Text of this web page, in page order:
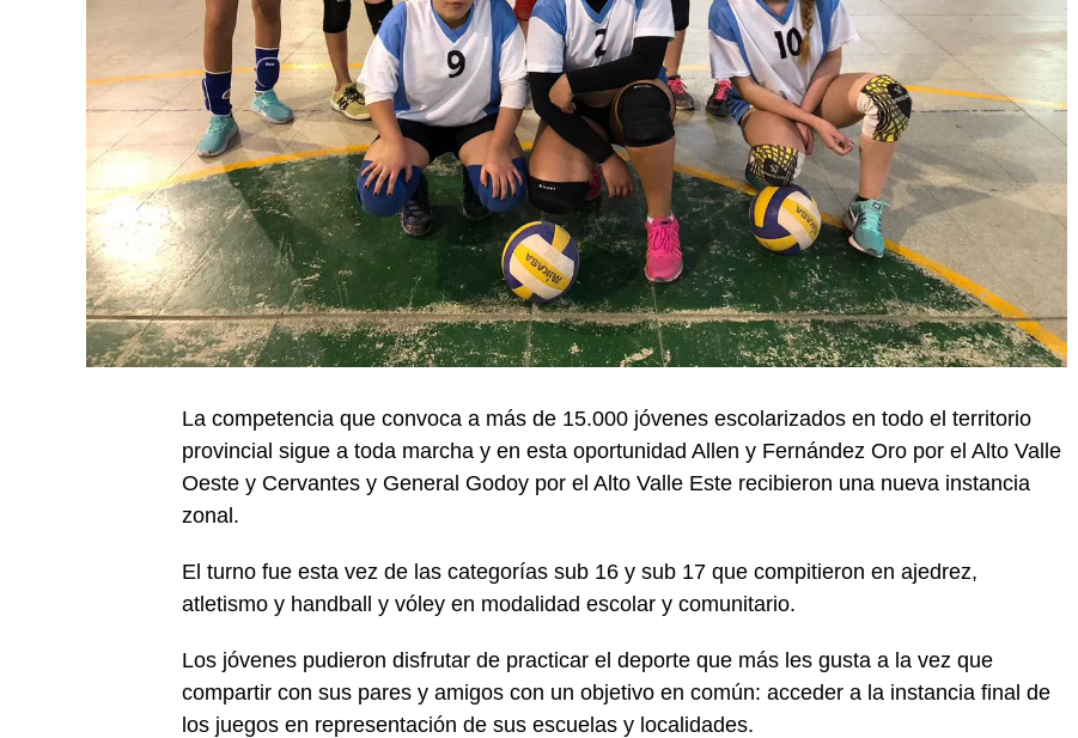
La competencia que convoca a más de 15.000 jóvenes escolarizados en todo el territorio
provincial sigue a toda marcha y en esta oportunidad Allen y Fernández Oro por el Alto Valle
Oeste y Cervantes y General Godoy por el Alto Valle Este recibieron una nueva instancia
zonal.
El turno fue esta vez de las categorías sub 16 y sub 17 que compitieron en ajedrez,
atletismo y handball y vóley en modalidad escolar y comunitario.
Los jóvenes pudieron disfrutar de practicar el deporte que más les gusta a la vez que
compartir con sus pares y amigos con un objetivo en común: acceder a la instancia final de
los juegos en representación de sus escuelas y localidades.